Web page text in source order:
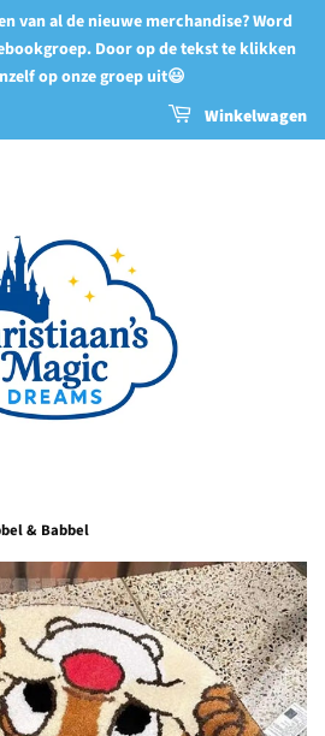
van al de nieuwe merchandise? Word
Door op de tekst te klikken
op onze groep uit😃
Winkelwagen
& Babbel